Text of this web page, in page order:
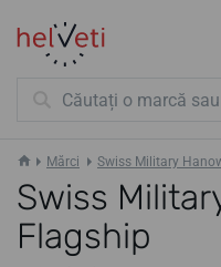
Mărci Swiss Military
Swiss
Flagship